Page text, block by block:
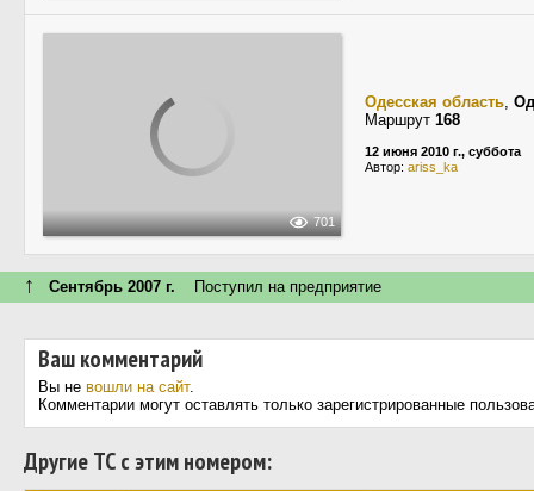
701
Одесская область,
Маршрут 168
12 июня 2010 г., суббота
Автор: ariss_ka
↑ Сентябрь 2007 г. Поступил на предприятие
Ваш комментарий
Вы не вошли на сайт.
Комментарии могут оставлять только зарегистрированные
Другие ТС с этим номером: